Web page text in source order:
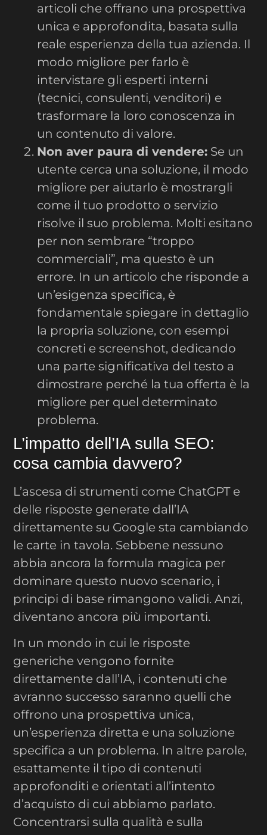
articoli che offrano una prospettiva
unica e approfondita, basata sulla
reale esperienza della tua azienda. Il
modo migliore per farlo è
intervistare gli esperti interni
(tecnici, consulenti, venditori) e
trasformare la loro conoscenza in
un contenuto di valore.
Non aver paura di vendere: Se un
utente cerca una soluzione, il modo
migliore per aiutarlo è mostrargli
come il tuo prodotto o servizio
risolve il suo problema. Molti esitano
per non sembrare “troppo
commerciali”, ma questo è un
errore. In un articolo che risponde a
un’esigenza specifica, è
fondamentale spiegare in dettaglio
la propria soluzione, con esempi
concreti e screenshot, dedicando
una parte significativa del testo a
dimostrare perché la tua offerta è la
migliore per quel determinato
problema.
L’impatto dell’IA sulla SEO:
cosa cambia davvero?
L’ascesa di strumenti come ChatGPT e
delle risposte generate dall’IA
direttamente su Google sta cambiando
le carte in tavola. Sebbene nessuno
abbia ancora la formula magica per
dominare questo nuovo scenario, i
principi di base rimangono validi. Anzi,
diventano ancora più importanti.
In un mondo in cui le risposte
generiche vengono fornite
direttamente dall’IA, i contenuti che
avranno successo saranno quelli che
offrono una prospettiva unica,
un’esperienza diretta e una soluzione
specifica a un problema. In altre parole,
esattamente il tipo di contenuti
approfonditi e orientati all’intento
d’acquisto di cui abbiamo parlato.
Concentrarsi sulla qualità e sulla